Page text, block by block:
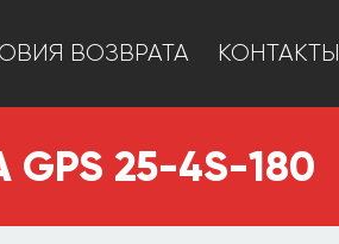
ВОЗВРАТА КОНТАКТЫ
25-4S-180